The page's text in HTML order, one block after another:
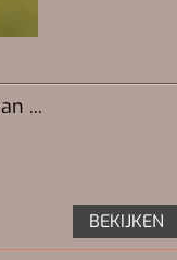
...
BEKIJKEN